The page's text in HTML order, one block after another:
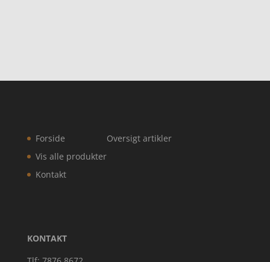
Forside
Vis alle produkter
Kontakt
Oversigt artikler
KONTAKT